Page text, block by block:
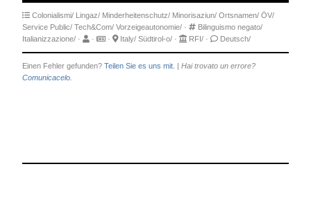
Colonialismi/ Lingaz/ Minderheitenschutz/ Minorisaziun/ Ortsnamen/ ÖV/
Service Public/ Tech&Com/ Vorzeigeautonomie/ ·
Bilinguismo negato/
Italianizzazione/ · · · Italy/ Südtirol-o/ · RFI/ · Deutsch/
Einen Fehler gefunden? Teilen Sie es uns mit. | Hai trovato un errore?
Comunicacelo.